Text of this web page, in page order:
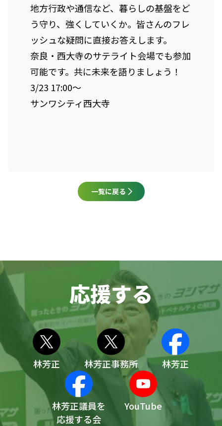
地方行政や通信など、暮らしの基盤をど
う守り、強くしていくか。皆さんのフレ
ッシュな疑問に直接お答えします。
奈良・西大寺のサテライト会場でも参加
可能です。共に未来を語りましょう！
3/23 17:00〜
サンワシティ西大寺
一覧に戻る
応援する
林芳正 林芳正事務所 林芳正
林芳正議員を
応援する会
YouTube